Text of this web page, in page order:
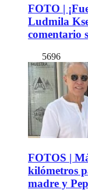
FOTO |
Ludmila
comentario
5696
FOTOS |
kilómetros
madre y